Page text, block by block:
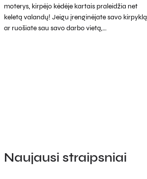
moterys, kirpėjo kėdėje kartais praleidžia net
keletą valandų! Jeigu įrenginėjate savo kirpyklą
ar ruošiate sau savo darbo vietą,…
Naujausi straipsniai